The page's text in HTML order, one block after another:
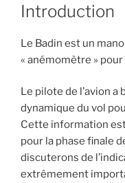
Introduction
Le Badin est un
« anémomètre »
Le pilote de l’avion
dynamique du vol
Cette information
pour la phase finale
discuterons de
extrêmement